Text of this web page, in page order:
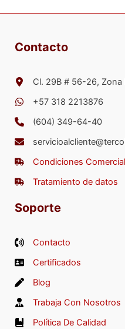
Contacto
Cl. 29B # 56-26, Zona
+57 318 2213876
(604) 349-64-40
Condiciones
Tratamiento de datos
Soporte
Contacto
Certificados
Blog
Trabaja Con Nosotros
Política De Calidad